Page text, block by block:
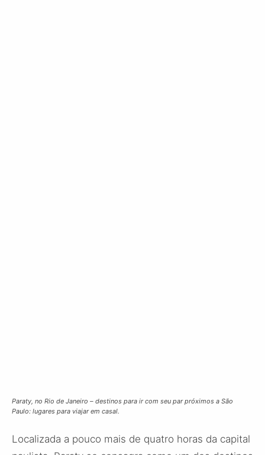
Paraty, no Rio de Janeiro – destinos para ir com seu par próximos a São
Paulo: lugares para viajar em casal.
Localizada a pouco mais de quatro horas da capital